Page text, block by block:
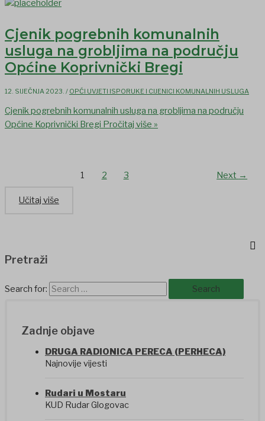
Cjenik pogrebnih komunalnih
usluga na grobljima na području
Općine Koprivnički Bregi
12. SIJEČNJA 2023. / OPĆI UVJETI ISPORUKE I CIJENICI KOMUNALNIH USLUGA
Cjenik pogrebnih komunalnih usluga na grobljima na području
Općine Koprivnički Bregi Pročitaj više »
1 2 3 Next →
Učitaj više
Pretraži
Search for:
Zadnje objave
DRUGA RADIONICA PERECA (PERHECA)
Najnovije vijesti
Rudari u Mostaru
KUD Rudar Glogovac